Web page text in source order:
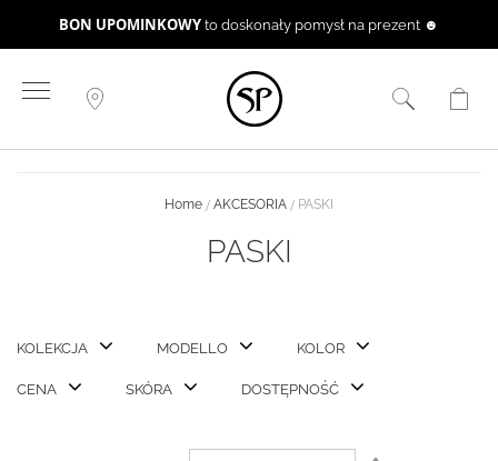
BON UPOMINKOWY to doskonały pomysł na prezent ☻
do
treści
Home AKCESORIA PASKI
PASKI
KOLEKCJA MODELLO KOLOR
CENA SKÓRA DOSTĘPNOŚĆ